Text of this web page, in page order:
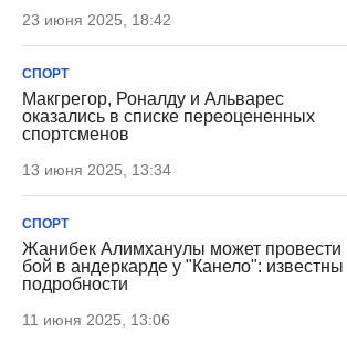
23 июня 2025, 18:42
СПОРТ
Макгрегор, Роналду и Альварес
оказались в списке переоцененных
спортсменов
13 июня 2025, 13:34
СПОРТ
Жанибек Алимханулы может провести
бой в андеркарде у "Канело": известны
подробности
11 июня 2025, 13:06